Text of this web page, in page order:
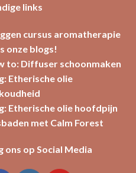
links
cursus aromatherapie
onze blogs!
to: Diffuser schoonmaken
Etherische olie
Etherische olie hoofdpijn
met Calm Forest
ons op Social Media